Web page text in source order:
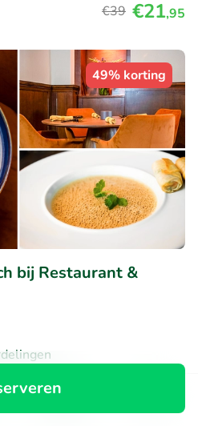
€39 €21,95
49% korting
bij Restaurant &
Fier